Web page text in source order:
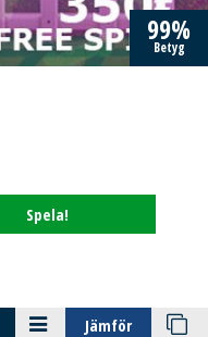
99%
Betyg
Spela!
Jämför